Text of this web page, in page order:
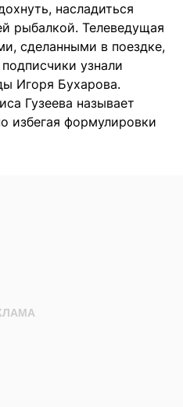
насладиться
рыбалкой. Телеведущая
сделанными в поездке,
узнали
Игоря Бухарова.
Гузеева называет
избегая формулировки